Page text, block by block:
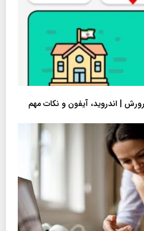
| اندروید، آیفون و نکات مهم